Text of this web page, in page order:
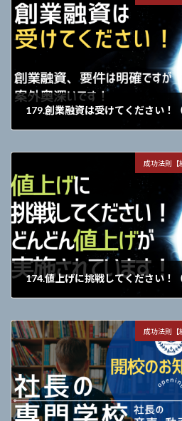
179.創業融資は受けてください！
2022年2月18日
創業融資、要件は明確ですが案外奥深い
成功法則【
174.値上げに挑戦してください！
2022年1月14日
どんどん値上げが実施されています！
成功法則【